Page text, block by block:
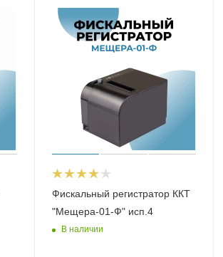
Фискальный регистратор ККТ
"Мещера-01-Ф" исп.4
В наличии